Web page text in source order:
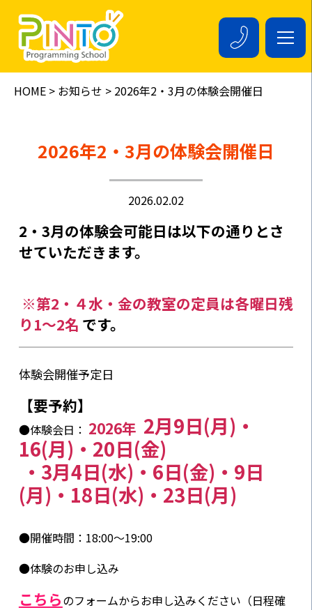
HOME お知らせ 2026年2・3月の体験会開催日
2026年2・3月の体験会開催日
2026.02.02
2・3月の体験会可能日は以下の通りとさ
せていただきます。
※第2・４水・金の教室の定員は各曜日残
り1〜2名 です。
体験会開催予定日
【要予約】
●体験会日： 2026年 2月9日(月)・
16(月)・20日(金)
・3月4日(水)・6日(金)・9日
(月)・18日(水)・23日(月)
●開催時間：18:00〜19:00
●体験のお申し込み
こちらのフォームからお申し込みください（日程確